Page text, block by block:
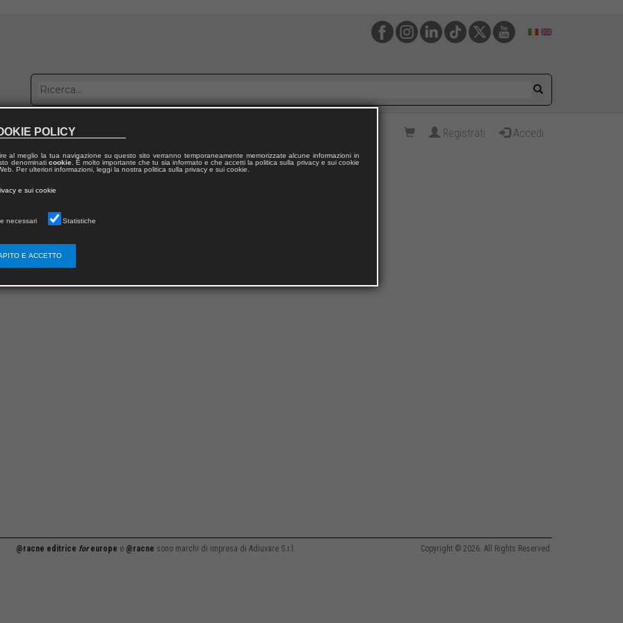
con noi Registrati Accedi
@racne editrice foreurope e @racne sono marchi di impresa di Adiuvare S.r.l. Copyright © 2026. All Rights Reserved.
POLICY
al meglio la tua navigazione su questo sito verranno temporaneamente memorizzate alcune informazioni in
denominati cookie. È molto importante che tu sia informato e che accetti la politica sulla privacy e sui cookie
Per ulteriori informazioni, leggi la nostra politica sulla privacy e sui cookie.
e sui cookie
necessari Statistiche
E ACCETTO